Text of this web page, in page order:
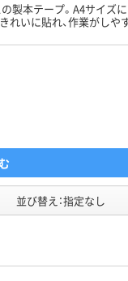
製本テープ。A4サイズ
れいに貼れ、作業がしや
並び替え：指定なし